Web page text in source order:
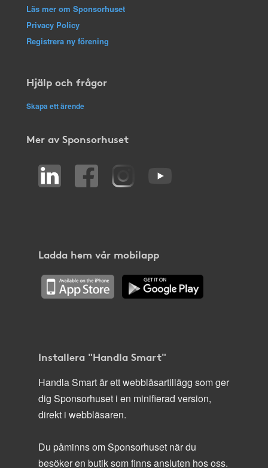
Läs mer om Sponsorhuset
Privacy Policy
Registrera ny förening
Hjälp och frågor
Skapa ett ärende
Mer av Sponsorhuset
Ladda hem vår mobilapp
Installera "Handla Smart"
Handla Smart är ett webbläsartillägg som ger
dig Sponsorhuset i en minifierad version,
direkt i webbläsaren.
Du påminns om Sponsorhuset när du
besöker en butik som finns ansluten hos oss.